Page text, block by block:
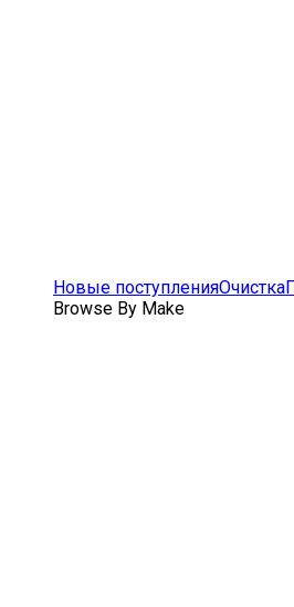
Новые поступленияОчистка
Browse By Make